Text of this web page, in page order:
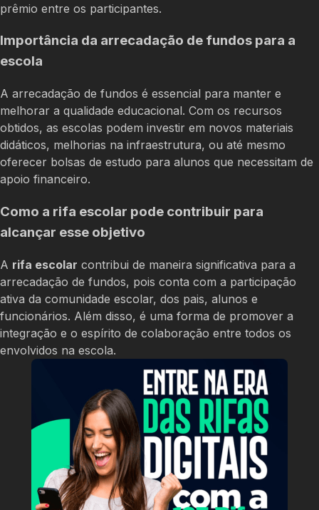
prêmio entre os participantes.
Importância da arrecadação de fundos para a
escola
A arrecadação de fundos é essencial para manter e
melhorar a qualidade educacional. Com os recursos
obtidos, as escolas podem investir em novos materiais
didáticos, melhorias na infraestrutura, ou até mesmo
oferecer bolsas de estudo para alunos que necessitam de
apoio financeiro.
Como a rifa escolar pode contribuir para
alcançar esse objetivo
A rifa escolar contribui de maneira significativa para a
arrecadação de fundos, pois conta com a participação
ativa da comunidade escolar, dos pais, alunos e
funcionários. Além disso, é uma forma de promover a
integração e o espírito de colaboração entre todos os
envolvidos na escola.